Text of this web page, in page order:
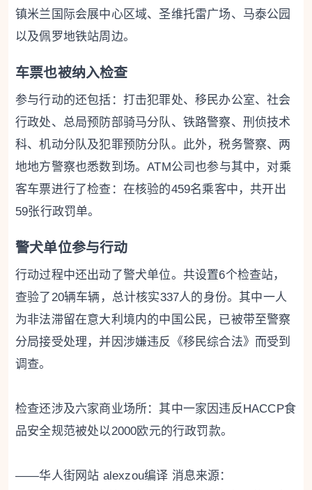
镇米兰国际会展中心区域、圣维托雷广场、马泰公园
以及佩罗地铁站周边。
车票也被纳入检查
参与行动的还包括：打击犯罪处、移民办公室、社会
行政处、总局预防部骑马分队、铁路警察、刑侦技术
科、机动分队及犯罪预防分队。此外，税务警察、两
地地方警察也悉数到场。ATM公司也参与其中，对乘
客车票进行了检查：在核验的459名乘客中，共开出
59张行政罚单。
警犬单位参与行动
行动过程中还出动了警犬单位。共设置6个检查站，
查验了20辆车辆，总计核实337人的身份。其中一人
为非法滞留在意大利境内的中国公民，已被带至警察
分局接受处理，并因涉嫌违反《移民综合法》而受到
调查。
检查还涉及六家商业场所：其中一家因违反HACCP食
品安全规范被处以2000欧元的行政罚款。
——华人街网站 alexzou编译 消息来源：